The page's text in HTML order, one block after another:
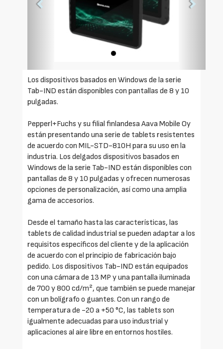
Los dispositivos basados en Windows de la serie
Tab-IND están disponibles con pantallas de 8 y 10
pulgadas.
Pepperl+Fuchs y su filial finlandesa Aava Mobile Oy
están presentando una serie de tablets resistentes
de acuerdo con MIL-STD-810H para su uso en la
industria. Los delgados dispositivos basados en
Windows de la serie Tab-IND están disponibles con
pantallas de 8 y 10 pulgadas y ofrecen numerosas
opciones de personalización, así como una amplia
gama de accesorios.
Desde el tamaño hasta las características, las
tablets de calidad industrial se pueden adaptar a los
requisitos específicos del cliente y de la aplicación
de acuerdo con el principio de fabricación bajo
pedido. Los dispositivos Tab-IND están equipados
con una cámara de 13 MP y una pantalla iluminada
de 700 y 800 cd/m², que también se puede manejar
con un bolígrafo o guantes. Con un rango de
temperatura de -20 a +50 °C, las tablets son
igualmente adecuadas para uso industrial y
aplicaciones al aire libre en entornos hostiles.